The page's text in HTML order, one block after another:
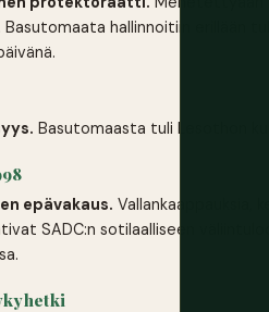
Basutomaata hallinnoitiin erillään
Basutomaasta tuli Lesothon
epävakaus. Vallankaappauksia,
SADC:n sotilaalliseen